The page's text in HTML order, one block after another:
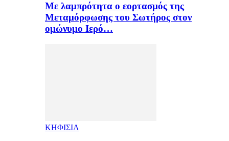
Με λαμπρότητα ο εορτασμός της
Μεταμόρφωσης του Σωτήρος στον
ομώνυμο Ιερό…
ΚΗΦΙΣΙΑ